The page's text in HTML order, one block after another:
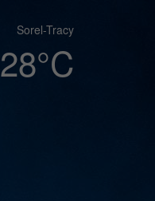
Sorel-Tracy
28°C